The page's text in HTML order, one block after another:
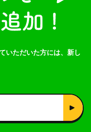
いただいた方には、新し